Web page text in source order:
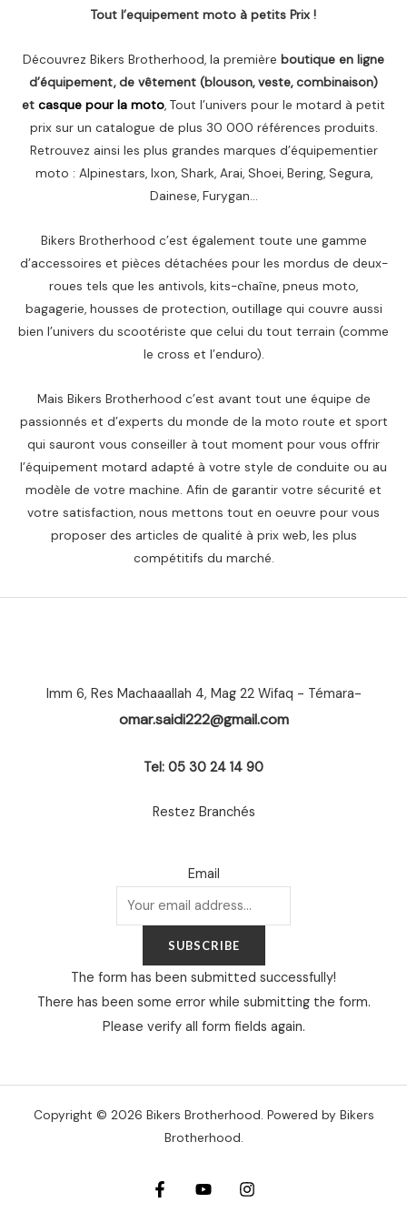
Tout l’equipement moto à petits Prix !
Découvrez Bikers Brotherhood, la première boutique en ligne
d’équipement, de vêtement (blouson, veste, combinaison)
et casque pour la moto, Tout l’univers pour le motard à petit
prix sur un catalogue de plus 30 000 références produits.
Retrouvez ainsi les plus grandes marques d’équipementier
moto : Alpinestars, Ixon, Shark, Arai, Shoei, Bering, Segura,
Dainese, Furygan…
Bikers Brotherhood c’est également toute une gamme
d’accessoires et pièces détachées pour les mordus de deux-
roues tels que les antivols, kits-chaîne, pneus moto,
bagagerie, housses de protection, outillage qui couvre aussi
bien l’univers du scootériste que celui du tout terrain (comme
le cross et l’enduro).
Mais Bikers Brotherhood c’est avant tout une équipe de
passionnés et d’experts du monde de la moto route et sport
qui sauront vous conseiller à tout moment pour vous offrir
l’équipement motard adapté à votre style de conduite ou au
modèle de votre machine. Afin de garantir votre sécurité et
votre satisfaction, nous mettons tout en oeuvre pour vous
proposer des articles de qualité à prix web, les plus
compétitifs du marché.
Imm 6, Res Machaaallah 4, Mag 22 Wifaq - Témara-
omar.saidi222@gmail.com
Tel: 05 30 24 14 90
Restez Branchés
Email
SUBSCRIBE
The form has been submitted successfully!
There has been some error while submitting the form.
Please verify all form fields again.
Copyright © 2026 Bikers Brotherhood. Powered by Bikers
Brotherhood.